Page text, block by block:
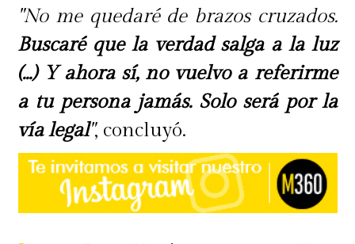
"No me quedaré de brazos cruzados.
Buscaré que la verdad salga a la luz
(...) Y ahora sí, no vuelvo a referirme
a tu persona jamás. Solo será por la
vía legal", concluyó.